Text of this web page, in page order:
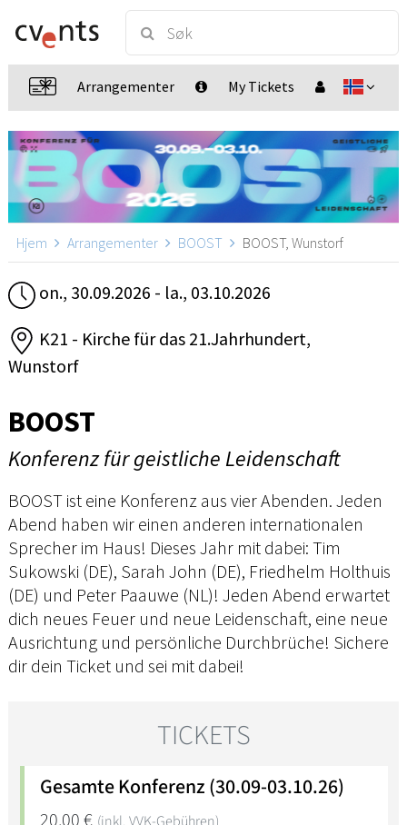
Arrangementer My Tickets
Hjem Arrangementer BOOST BOOST, Wunstorf
on., 30.09.2026 - la., 03.10.2026
K21 - Kirche für das 21.Jahrhundert,
Wunstorf
BOOST
Konferenz für geistliche Leidenschaft
BOOST ist eine Konferenz aus vier Abenden. Jeden
Abend haben wir einen anderen internationalen
Sprecher im Haus! Dieses Jahr mit dabei: Tim
Sukowski (DE), Sarah John (DE), Friedhelm Holthuis
(DE) und Peter Paauwe (NL)! Jeden Abend erwartet
dich neues Feuer und neue Leidenschaft, eine neue
Ausrichtung und persönliche Durchbrüche! Sichere
dir dein Ticket und sei mit dabei!